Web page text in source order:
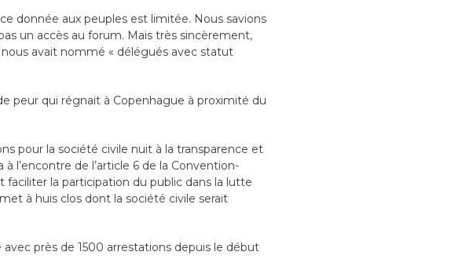
donnée aux peuples est limitée. Nous savions
un accès au forum. Mais très sincèrement,
avait nommé « délégués avec statut
peur qui régnait à Copenhague à proximité du
pour la société civile nuit à la transparence et
l’encontre de l’article 6 de la Convention-
la participation du public dans la lutte
à huis clos dont la société civile serait
près de 1500 arrestations depuis le début